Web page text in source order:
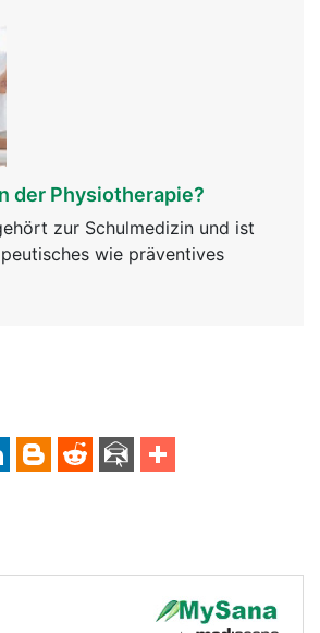
der Physiotherapie?
zur Schulmedizin und ist
wie präventives